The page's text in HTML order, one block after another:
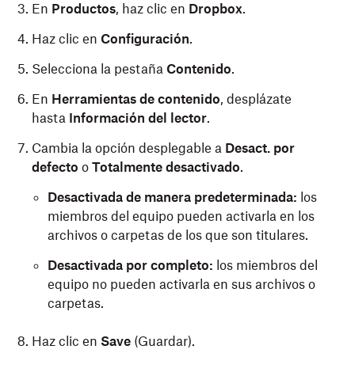
En Productos, haz clic en Dropbox.
Haz clic en Configuración.
Selecciona la pestaña Contenido.
En Herramientas de contenido, desplázate
hasta Información del lector.
Cambia la opción desplegable a Desact. por
defecto o Totalmente desactivado.
Desactivada de manera predeterminada: los
miembros del equipo pueden activarla en los
archivos o carpetas de los que son titulares.
Desactivada por completo: los miembros del
equipo no pueden activarla en sus archivos o
carpetas.
Haz clic en Save (Guardar).